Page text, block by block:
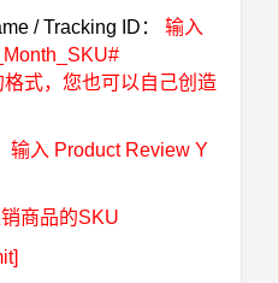
/ Tracking ID： 输入
式，您也可以自己创造
输入 Product Review Y
商品的SKU